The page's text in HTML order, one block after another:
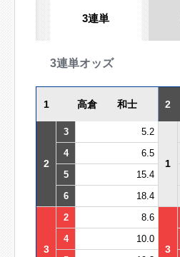
3連単
3連単オッズ
1 高倉 和士 2
2
3 5.2
1
4
6.5
5
15.4
6
18.4
3
2 8.6
3
4
10.0